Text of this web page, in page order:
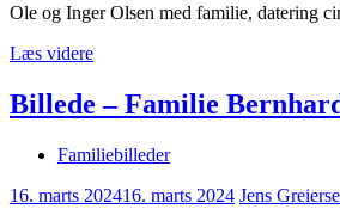
Ole og Inger Olsen med familie, datering
Læs videre
Billede – Familie
Familiebilleder
16. marts 202416. marts 2024 Jens